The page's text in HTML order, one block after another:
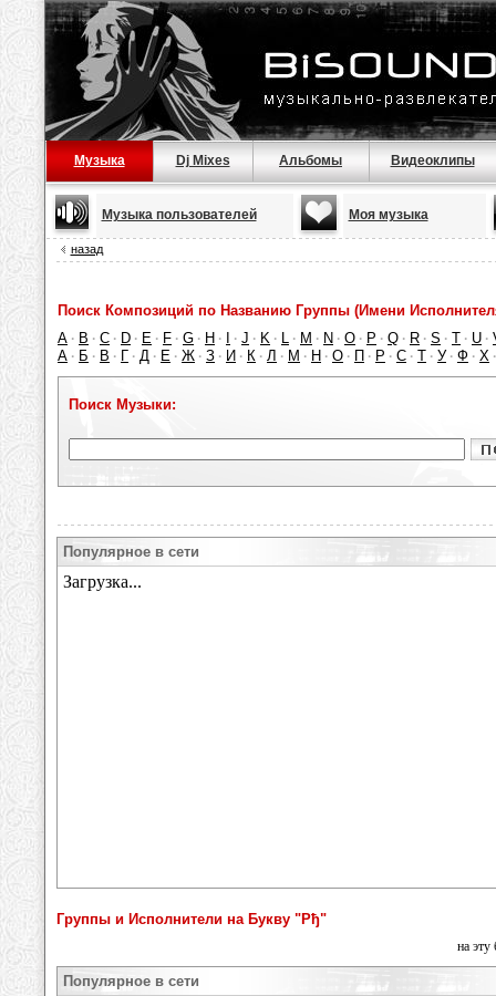
Музыка Dj Mixes Альбомы Видеоклипы
Музыка пользователей Моя музыка
назад
Поиск Композиций по Названию Группы (Имени
A · B · C · D · E · F · G · H · · J · K · L · M · N · O · P · Q · R · S · T · U ·
А · Б · В · Г · Д · Е · Ж · З · И · К · Л · М · Н · О · П · Р · С · Т · У · Ф · Х
Поиск Музыки:
Популярное в сети
Группы и Исполнители на Букву "Рђ"
на эту
Популярное в сети